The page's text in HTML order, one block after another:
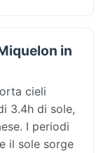
in
cieli
3.4h di sole,
I periodi
il sole sorge